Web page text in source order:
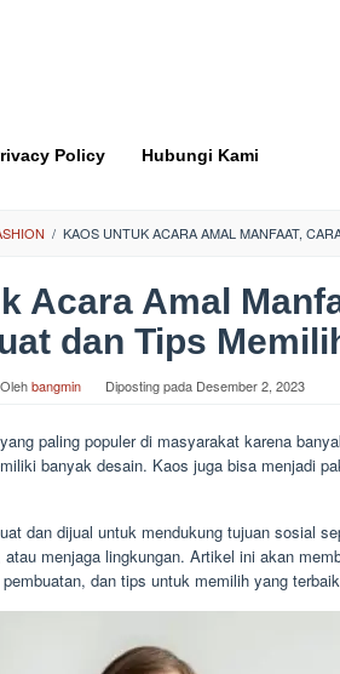
Policy Hubungi Kami
/ KAOS UNTUK ACARA AMAL MANFAAT,
Acara Amal
dan Tips
Olehbangmin Diposting pada Desember 2, 2023
paling populer di masyarakat karena
banyak desain. Kaos juga bisa menjadi
dan dijual untuk mendukung tujuan sosial
menjaga lingkungan. Artikel ini akan
dan tips untuk memilih yang